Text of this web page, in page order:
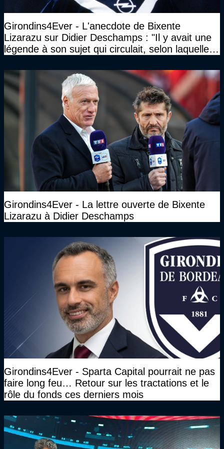
Girondins4Ever - L'anecdote de Bixente
Lizarazu sur Didier Deschamps : "Il y avait une
légende à son sujet qui circulait, selon laquelle il
Girondins4Ever - La lettre ouverte de Bixente
Lizarazu à Didier Deschamps
Girondins4Ever - Sparta Capital pourrait ne pas
faire long feu… Retour sur les tractations et le
rôle du fonds ces derniers mois